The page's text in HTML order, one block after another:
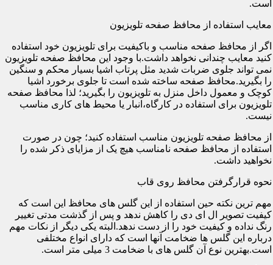
است.
معایب استفاده از محافظ صفحه تلویزیون
اگر از محافظ صفحه مناسب و باکیفیت برای تلویزیون خود استفاده
کنید معایب چندانی نخواهد داشت.با وجود این محافظ صفحه تلویزیون
نمی تواند جلوی ضربات شدید مثل پرتاب اشیا بسیار محکم و سنگین
را بگیرید.محافظ صفحه ساخته شده است تا جلوی برخورد اشیا
کوچک و معمول داخل منزل به تلویزیون را بگیرید؛ لذا محافظ صفحه
تلویزیون برای استفاده در کارگاه،انبار یا محیط های کاری مناسب
نیست.
از محافظ صفحه تلویزیون مناسب استفاده کنید؛ چون در صورت
استفاده از محافظ صفحه نامناسب هیچ یک از مزایای ذکر شده را
نخواهید داشت.
نحوه قرارگرفتن محافظ روی قاب
مهم ترین نکته حین استفاده از این گلس های محافظ این است که
کیفیت تصویر ال ای دی را کاهش ندهد و پس از گذشت مدتی تغییر
رنگ نداده و کیفیت خود را از دست ندهد.البته یکی دیگر از نکات مهم
درباره این گلس ها ضخامت آنها است که دارای انواع مختلفی
است.بهترین نوع آن گلس های با ضخامت 3 میلی متر است.